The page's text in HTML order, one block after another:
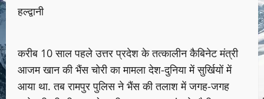
हल्द्वानी
करीब 10 साल पहले उत्तर प्रदेश के तत्कालीन कैबिनेट मंत्री
आजम खान की भैंस चोरी का मामला देश-दुनिया में सुर्खियों में
आया था. तब रामपुर पुलिस ने भैंस की तलाश में जगह-जगह